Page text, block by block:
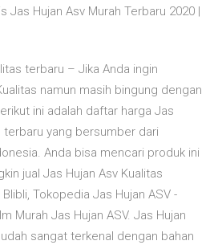
Jas Hujan Asv Murah Terbaru 2020 |
terbaru – Jika Anda ingin
namun masih bingung dengan
ini adalah daftar harga Jas
terbaru yang bersumber dari
Anda bisa mencari produk ini
jual Jas Hujan Asv Kualitas
Tokopedia Jas Hujan ASV -
Murah Jas Hujan ASV. Jas Hujan
sangat terkenal dengan bahan